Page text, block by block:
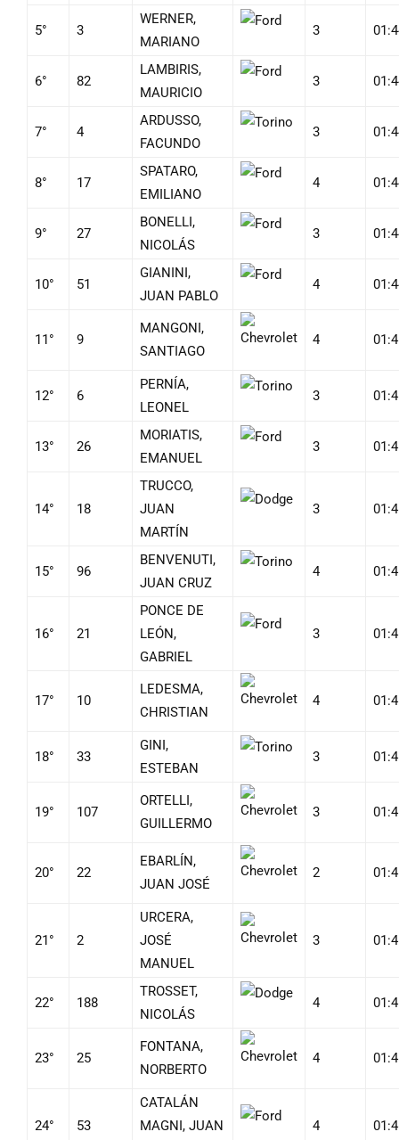
5° 3
WERNER,
MARIANO
3
6° 82
LAMBIRIS,
MAURICIO
3
7° 4
ARDUSSO,
FACUNDO
3
8° 17
SPATARO,
EMILIANO
4
9° 27
BONELLI,
NICOLÁS
3
10° 51
GIANINI,
JUAN PABLO
4
11° 9
MANGONI,
SANTIAGO
4
12° 6
PERNÍA,
LEONEL
3
13° 26
MORIATIS,
EMANUEL
3
14° 18
TRUCCO,
JUAN
MARTÍN
3
15° 96
BENVENUTI,
JUAN CRUZ
4
16° 21
PONCE DE
LEÓN,
GABRIEL
3
17° 10
LEDESMA,
CHRISTIAN
4
18° 33
GINI,
ESTEBAN
3
19° 107
ORTELLI,
GUILLERMO
3
20° 22
EBARLÍN,
JUAN JOSÉ
2
21° 2
URCERA,
JOSÉ
MANUEL
3
22° 188
TROSSET,
NICOLÁS
4
23° 25
FONTANA,
NORBERTO
4
24° 53
CATALÁN
MAGNI, JUAN
4